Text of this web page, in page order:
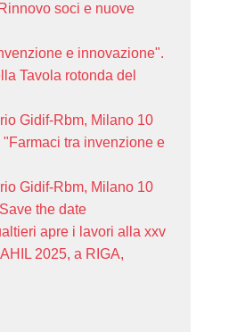
soci e nuove
e innovazione".
Tavola rotonda del
Gidif-Rbm, Milano 10
"Farmaci tra invenzione e
Gidif-Rbm, Milano 10
the date
apre i lavori alla xxv
2025, a RIGA,